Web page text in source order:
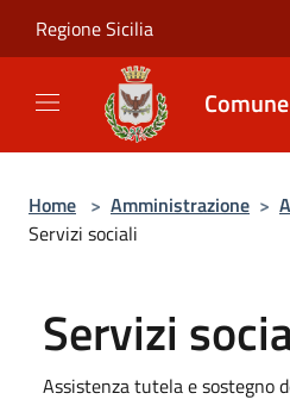
Regione Sicilia
Home > Amministrazione >
Servizi sociali
Servizi
Assistenza tutela e sostegno